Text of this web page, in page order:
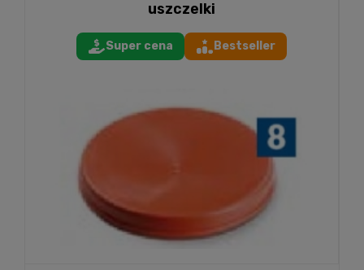
uszczelki
Super cena Bestseller